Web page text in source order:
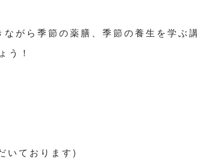
がら季節の薬膳、季節の養生を学ぶ
う！
いております)